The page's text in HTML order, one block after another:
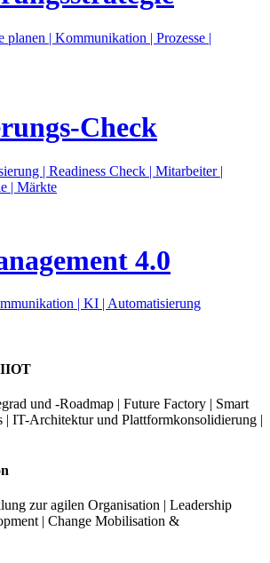
planen | Kommunikation | Prozesse |
Check
| Readiness Check | Mitarbeiter |
| Märkte
4.0
| KI | Automatisierung
und -Roadmap | Future Factory | Smart
| IT-Architektur und Plattformkonsolidierung |
zur agilen Organisation | Leadership
| Change Mobilisation &